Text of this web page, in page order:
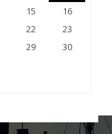
15
16
22
23
29
30